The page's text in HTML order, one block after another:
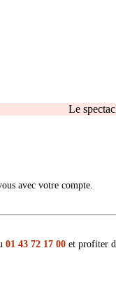
Le
avec votre compte.
01 43 72 17 00 et profiter